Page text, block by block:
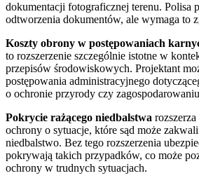
dokumentacji fotograficznej terenu. Polisa
odtworzenia dokumentów, ale wymaga to
Koszty obrony w postępowaniach
to rozszerzenie szczególnie istotne w
przepisów środowiskowych. Projektant
postępowania administracyjnego
o ochronie przyrody czy
Pokrycie rażącego niedbalstwa
ochrony o sytuacje, które sąd może
niedbalstwo. Bez tego rozszerzenia
pokrywają takich przypadków, co może
ochrony w trudnych sytuacjach.